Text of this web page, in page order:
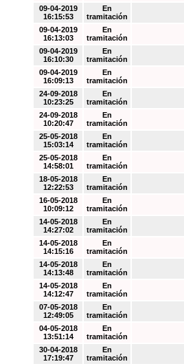
09-04-2019
16:15:53
En
tramitación
09-04-2019
16:13:03
En
tramitación
09-04-2019
16:10:30
En
tramitación
09-04-2019
16:09:13
En
tramitación
24-09-2018
10:23:25
En
tramitación
24-09-2018
10:20:47
En
tramitación
25-05-2018
15:03:14
En
tramitación
25-05-2018
14:58:01
En
tramitación
18-05-2018
12:22:53
En
tramitación
16-05-2018
10:09:12
En
tramitación
14-05-2018
14:27:02
En
tramitación
14-05-2018
14:15:16
En
tramitación
14-05-2018
14:13:48
En
tramitación
14-05-2018
14:12:47
En
tramitación
07-05-2018
12:49:05
En
tramitación
04-05-2018
13:51:14
En
tramitación
30-04-2018
17:19:47
En
tramitación